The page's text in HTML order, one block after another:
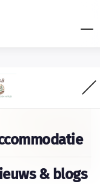
& blogs